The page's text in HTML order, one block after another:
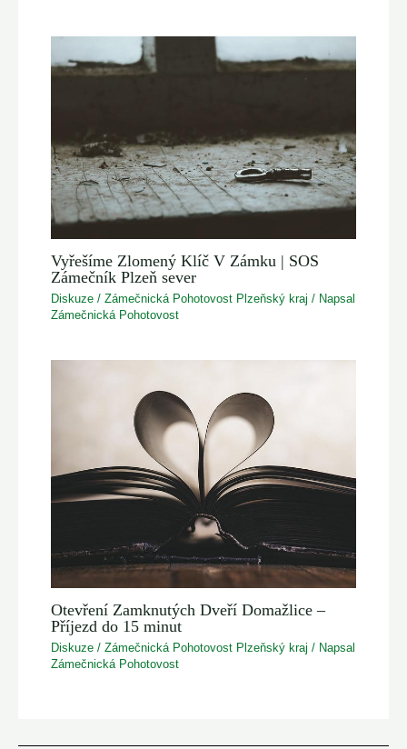
Vyřešíme Zlomený Klíč V Zámku | SOS
Zámečník Plzeň sever
Diskuze /Zámečnická Pohotovost Plzeňský kraj / Napsal
Zámečnická Pohotovost
Otevření Zamknutých Dveří Domažlice –
Příjezd do 15 minut
Diskuze /Zámečnická Pohotovost Plzeňský kraj / Napsal
Zámečnická Pohotovost